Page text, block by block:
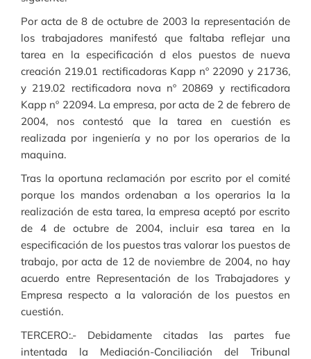
Por acta de 8 de octubre de 2003 la representación de
los trabajadores manifestó que faltaba reflejar una
tarea en la especificación d elos puestos de nueva
creación 219.01 rectificadoras Kapp nº 22090 y 21736,
y 219.02 rectificadora nova nº 20869 y rectificadora
Kapp nº 22094. La empresa, por acta de 2 de febrero de
2004, nos contestó que la tarea en cuestión es
realizada por ingeniería y no por los operarios de la
maquina.
Tras la oportuna reclamación por escrito por el comité
porque los mandos ordenaban a los operarios la la
realización de esta tarea, la empresa aceptó por escrito
de 4 de octubre de 2004, incluir esa tarea en la
especificación de los puestos tras valorar los puestos de
trabajo, por acta de 12 de noviembre de 2004, no hay
acuerdo entre Representación de los Trabajadores y
Empresa respecto a la valoración de los puestos en
cuestión.
TERCERO:.- Debidamente citadas las partes fue
intentada la Mediación-Conciliación del Tribunal